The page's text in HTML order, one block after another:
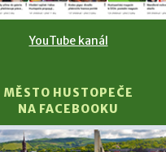
YouTube kanál
MĚSTO HUSTOPEČE
NA FACEBOOKU